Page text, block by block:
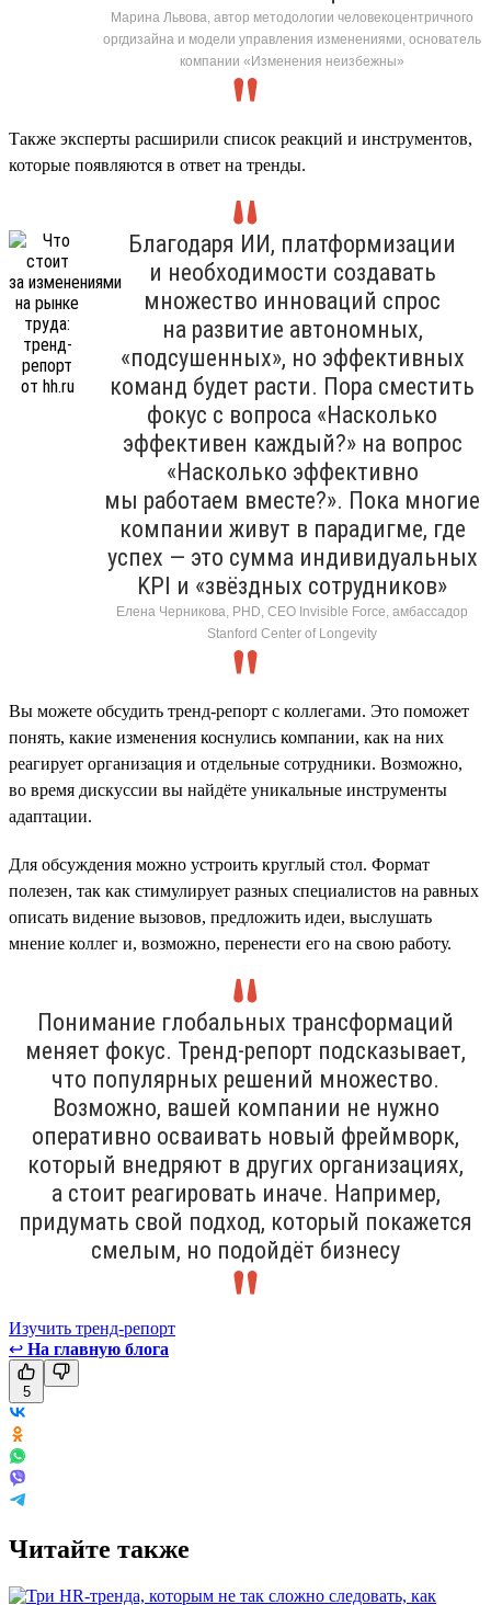
Марина Львова, автор методологии человекоцентричного
оргдизайна и модели управления изменениями, основатель
компании «Изменения неизбежны»
Также эксперты расширили список реакций и инструментов,
которые появляются в ответ на тренды.
Благодаря ИИ, платформизации
и необходимости создавать
множество инноваций спрос
на развитие автономных,
«подсушенных», но эффективных
команд будет расти. Пора сместить
фокус с вопроса «Насколько
эффективен каждый?» на вопрос
«Насколько эффективно
мы работаем вместе?». Пока многие
компании живут в парадигме, где
успех — это сумма индивидуальных
KPI и «звёздных сотрудников»
Елена Черникова, PHD, CEO Invisible Force, амбассадор
Stanford Center of Longevity
Вы можете обсудить тренд-репорт с коллегами. Это поможет
понять, какие изменения коснулись компании, как на них
реагирует организация и отдельные сотрудники. Возможно,
во время дискуссии вы найдёте уникальные инструменты
адаптации.
Для обсуждения можно устроить круглый стол. Формат
полезен, так как стимулирует разных специалистов на равных
описать видение вызовов, предложить идеи, выслушать
мнение коллег и, возможно, перенести его на свою работу.
Понимание глобальных трансформаций
меняет фокус. Тренд-репорт подсказывает,
что популярных решений множество.
Возможно, вашей компании не нужно
оперативно осваивать новый фреймворк,
который внедряют в других организациях,
а стоит реагировать иначе. Например,
придумать свой подход, который покажется
смелым, но подойдёт бизнесу
Изучить тренд-репорт
↩ На главную блога
5
Читайте также